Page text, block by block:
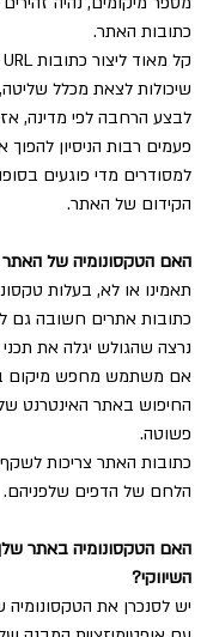
כתובות האתר.
שיכולות לצאת מכלל
לבצע הרחבה לפי מדינה,
פעמים רבות הניסיון להפוך
למסודרים מדי פוגעים
הקידום של האתר.
האם הטקסונומיה של
תאמינו או לא, בעלות
כתובות אתרים חשובה גם
נרצה שהגולש יגלה את
אם משתמש מחפש מיקום
החיפוש באתר האינטרנט
פשוטה.
כתובות האתר צריכות לשקף
הלחם של הדפים שלפניהם.
האם הטקסונומיה באתר
השיווקי?
יש לסנכרן את